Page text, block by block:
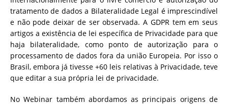
tratamento de dados a Bilateralidade Legal é imprescindível
e não pode deixar de ser observada. A GDPR tem em seus
artigos a existência de lei específica de Privacidade para que
haja bilateralidade, como ponto de autorização para o
processamento de dados fora da união Europeia. Por isso o
Brasil, embora já tivesse +60 leis relativas à Privacidade, teve
que editar a sua própria lei de privacidade.
No Webinar também abordamos as principais origens de